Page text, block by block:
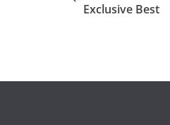
Exclusive Best